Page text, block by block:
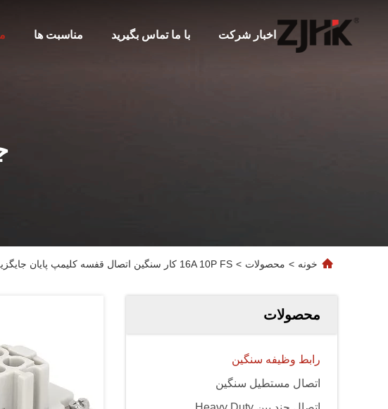
مناسبت ها با ما تماس بگیرید اخبار شرکت
خونه > محصولات > 16A 10P FS کار سنگین اتصال قفسه کلیمپ پایان جایگزین Weidmuller HDC HE سری
محصولات
رابط وظیفه سنگین
اتصال مستطیل سنگین